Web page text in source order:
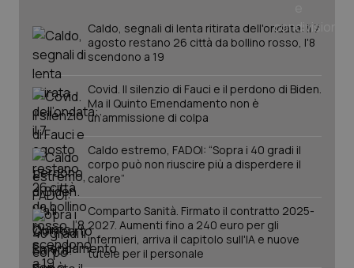
Caldo, segnali di lenta ritirata dell'ondata: il 7
agosto restano 26 città da bollino rosso, l'8
scendono a 19
Covid. Il silenzio di Fauci e il perdono di Biden.
Ma il Quinto Emendamento non è
un’ammissione di colpa
Caldo estremo, FADOI: “Sopra i 40 gradi il
corpo può non riuscire più a disperdere il
calore”
Comparto Sanità. Firmato il contratto 2025-
2027. Aumenti fino a 240 euro per gli
infermieri, arriva il capitolo sull'IA e nuove
tutele per il personale
session-id
_ga
Google LLC